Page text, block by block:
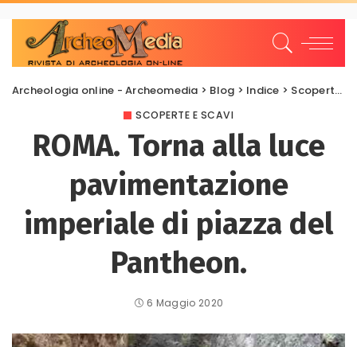
Archeologia online - Archeomedia > Blog > Indice > Scoperte e scavi
SCOPERTE E SCAVI
ROMA. Torna alla luce
pavimentazione
imperiale di piazza del
Pantheon.
6 Maggio 2020